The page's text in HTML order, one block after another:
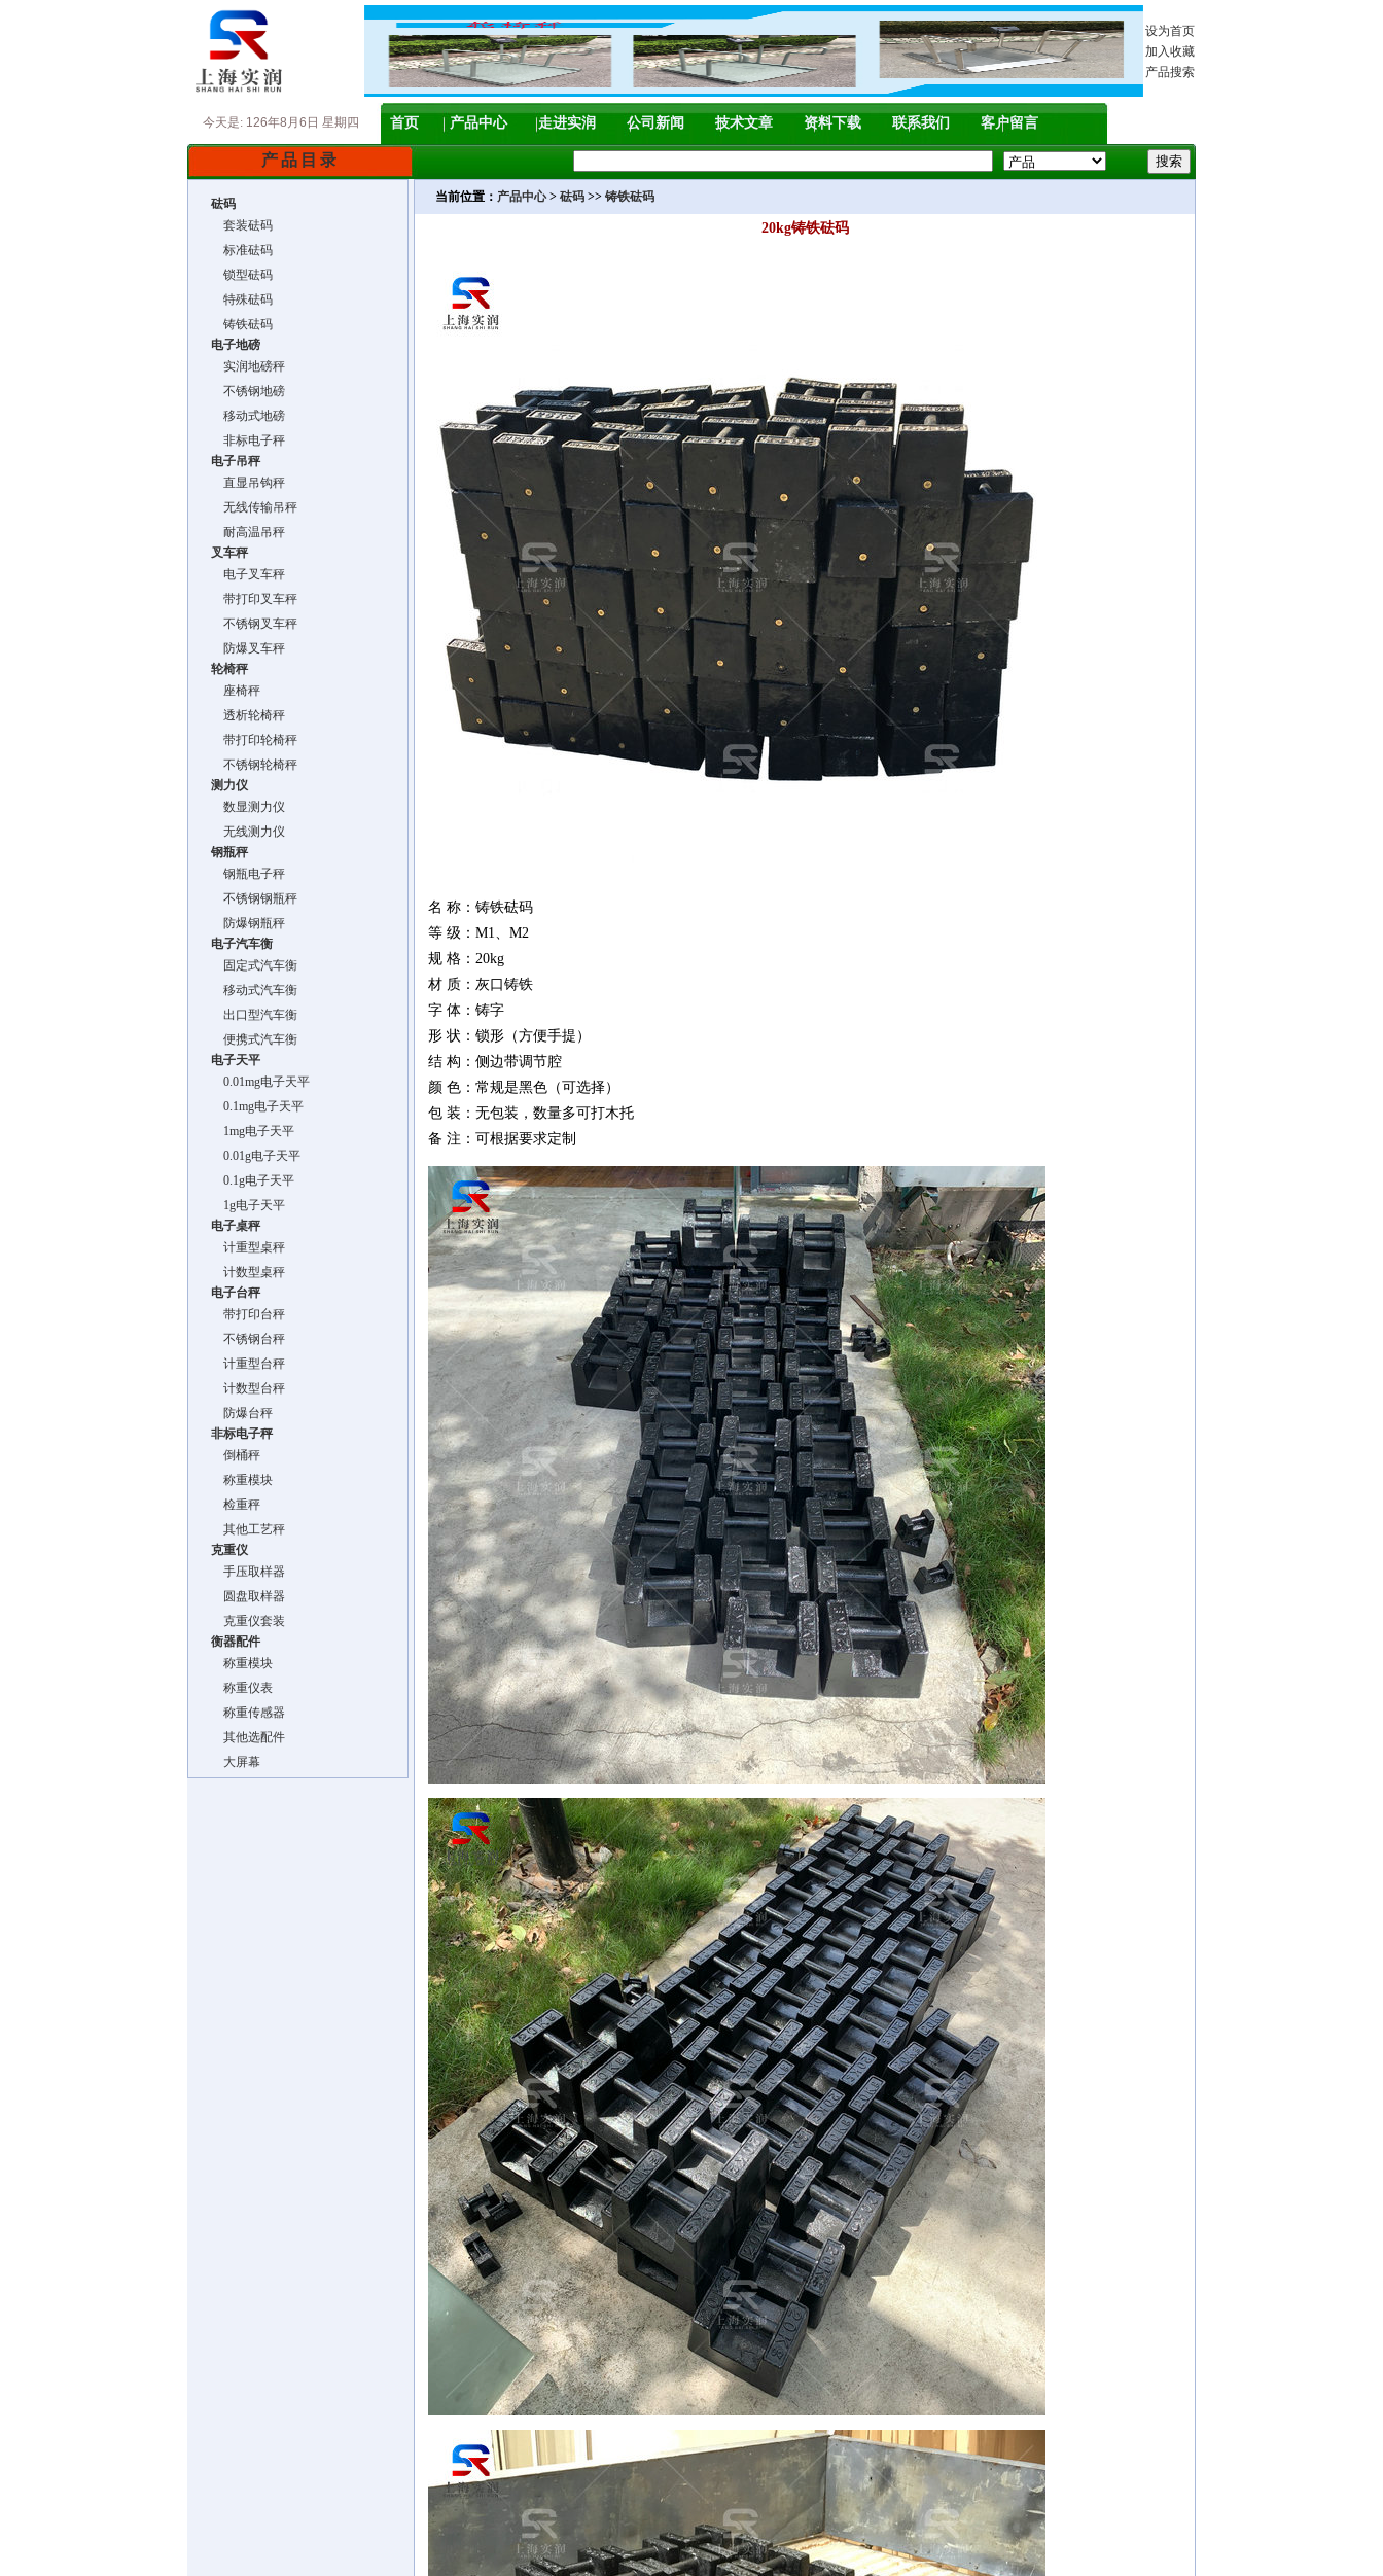
设为首页
加入收藏
产品搜索
今天是: 126年8月6日 星期四 首页 产品中心 走进实润 公司新闻 技术文章 资料下载 联系我们 客户留言
产品目录
砝码
套装砝码
标准砝码
锁型砝码
特殊砝码
铸铁砝码
电子地磅
实润地磅秤
不锈钢地磅
移动式地磅
非标电子秤
电子吊秤
直显吊钩秤
无线传输吊秤
耐高温吊秤
叉车秤
电子叉车秤
带打印叉车秤
不锈钢叉车秤
防爆叉车秤
轮椅秤
座椅秤
透析轮椅秤
带打印轮椅秤
不锈钢轮椅秤
测力仪
数显测力仪
无线测力仪
钢瓶秤
钢瓶电子秤
不锈钢钢瓶秤
防爆钢瓶秤
电子汽车衡
固定式汽车衡
移动式汽车衡
出口型汽车衡
便携式汽车衡
电子天平
0.01mg电子天平
0.1mg电子天平
1mg电子天平
0.01g电子天平
0.1g电子天平
1g电子天平
电子桌秤
计重型桌秤
计数型桌秤
电子台秤
带打印台秤
不锈钢台秤
计重型台秤
计数型台秤
防爆台秤
非标电子秤
倒桶秤
称重模块
检重秤
其他工艺秤
克重仪
手压取样器
圆盘取样器
克重仪套装
衡器配件
称重模块
称重仪表
称重传感器
其他选配件
大屏幕
当前位置： 产品中心> 砝码 >> 铸铁砝码
20kg铸铁砝码
名 称：铸铁砝码
等 级：M1、M2
规 格：20kg
材 质：灰口铸铁
字 体：铸字
形 状：锁形（方便手提）
结 构：侧边带调节腔
颜 色：常规是黑色（可选择）
包 装：无包装，数量多可打木托
备 注：可根据要求定制